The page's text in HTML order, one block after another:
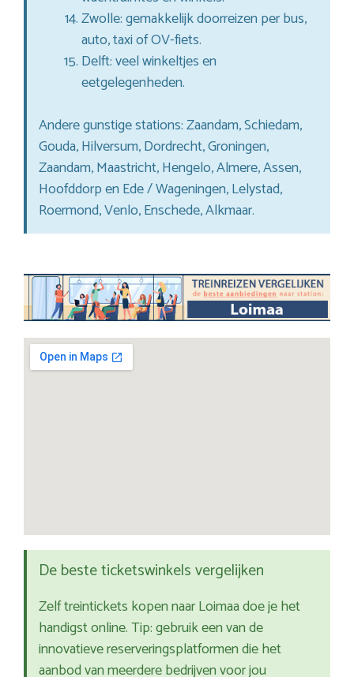
Zwolle: gemakkelijk doorreizen per bus,
auto, taxi of OV-fiets.
Delft: veel winkeltjes en
eetgelegenheden.
Andere gunstige stations: Zaandam, Schiedam,
Gouda, Hilversum, Dordrecht, Groningen,
Zaandam, Maastricht, Hengelo, Almere, Assen,
Hoofddorp en Ede / Wageningen, Lelystad,
Roermond, Venlo, Enschede, Alkmaar.
De beste ticketswinkels vergelijken
Zelf treintickets kopen naar Loimaa doe je het
handigst online. Tip: gebruik een van de
innovatieve reserveringsplatformen die het
aanbod van meerdere bedrijven voor jou